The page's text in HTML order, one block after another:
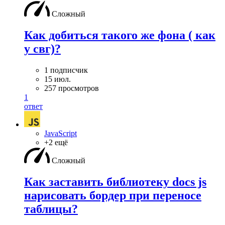
Сложный
Как добиться такого же фона ( как
у свг)?
1 подписчик
15 июл.
257 просмотров
1
ответ
JavaScript
+2 ещё
Сложный
Как заставить библиотеку docs js
нарисовать бордер при переносе
таблицы?